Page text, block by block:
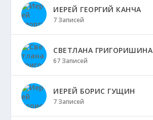
ИЕРЕЙ ГЕОРГИЙ КАНЧА
7 Записей
СВЕТЛАНА ГРИГОРИШИНА
67 Записей
ИЕРЕЙ БОРИС ГУЩИН
7 Записей